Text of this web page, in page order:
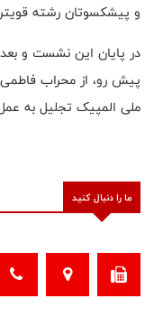
و پیشکسوتان رشته
در پایان این نشست و
پیش رو، از محراب
ملی المپیک تجلیل به
ما را دنبال کنید